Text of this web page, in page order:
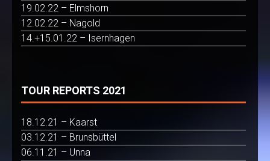
19.02.22 – Elmshorn
12.02.22 – Nagold
14.+15.01.22 – Isernhagen
TOUR REPORTS 2021
18.12.21 – Kaarst
03.12.21 – Brunsbüttel
06.11.21 – Unna